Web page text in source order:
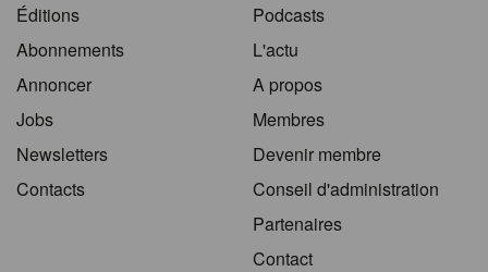
Éditions
Abonnements
Annoncer
Jobs
Newsletters
Contacts
Podcasts
L'actu
A propos
Membres
Devenir membre
Conseil d'administration
Partenaires
Contact